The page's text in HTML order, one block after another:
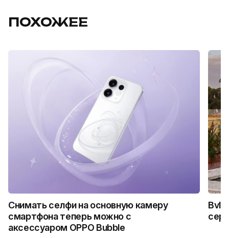
ПОХОЖЕЕ
Снимать селфи на основную камеру
смартфона теперь можно с
аксессуаром OPPO Bubble